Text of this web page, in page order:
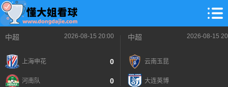
中超 2026-08-15 20:00
上海申花 0
河南队 0
中超 2026-08-15
云南玉昆
大连英博